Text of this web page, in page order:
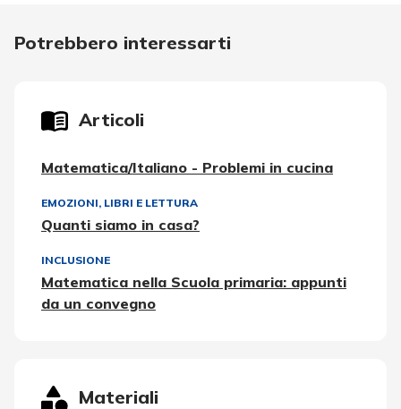
Potrebbero interessarti
Articoli
Matematica/Italiano - Problemi in cucina
EMOZIONI, LIBRI E LETTURA
Quanti siamo in casa?
INCLUSIONE
Matematica nella Scuola primaria: appunti
da un convegno
Materiali